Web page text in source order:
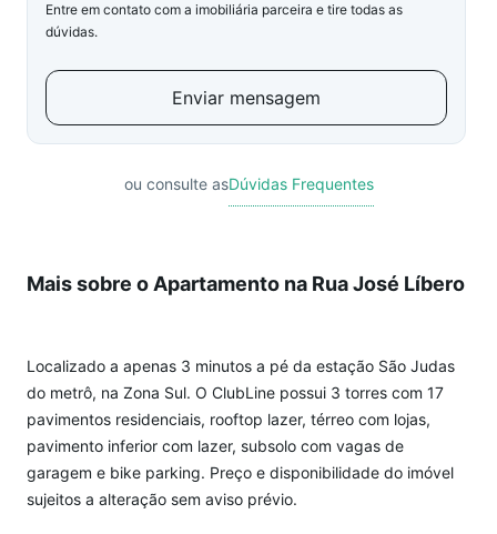
Entre em contato com a imobiliária parceira e tire todas as
dúvidas.
Enviar mensagem
ou consulte asDúvidas Frequentes
Mais sobre o Apartamento na Rua José Líbero
Localizado a apenas 3 minutos a pé da estação São Judas
do metrô, na Zona Sul. O ClubLine possui 3 torres com 17
pavimentos residenciais, rooftop lazer, térreo com lojas,
pavimento inferior com lazer, subsolo com vagas de
garagem e bike parking. Preço e disponibilidade do imóvel
sujeitos a alteração sem aviso prévio.